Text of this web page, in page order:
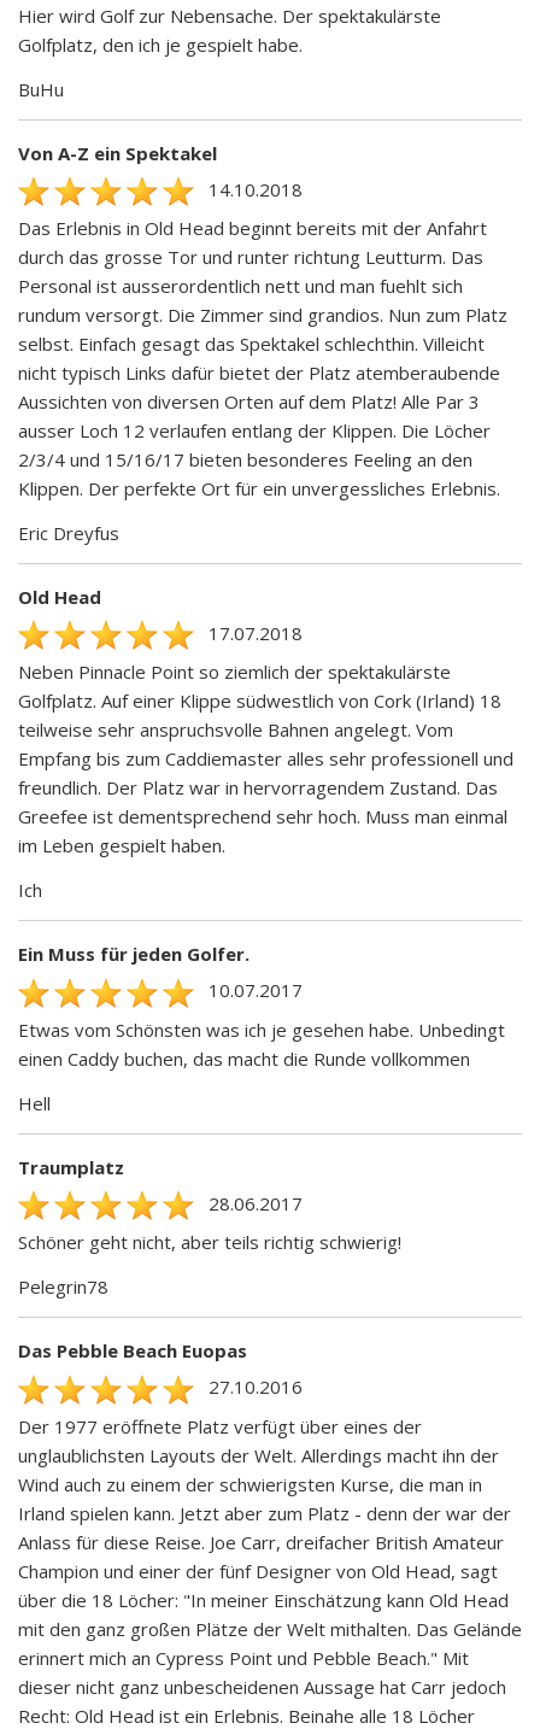
Hier wird Golf zur Nebensache. Der spektakulärste
Golfplatz, den ich je gespielt habe.
BuHu
Von A-Z ein Spektakel
14.10.2018
Das Erlebnis in Old Head beginnt bereits mit der Anfahrt
durch das grosse Tor und runter richtung Leutturm. Das
Personal ist ausserordentlich nett und man fuehlt sich
rundum versorgt. Die Zimmer sind grandios. Nun zum Platz
selbst. Einfach gesagt das Spektakel schlechthin. Villeicht
nicht typisch Links dafür bietet der Platz atemberaubende
Aussichten von diversen Orten auf dem Platz! Alle Par 3
ausser Loch 12 verlaufen entlang der Klippen. Die Löcher
2/3/4 und 15/16/17 bieten besonderes Feeling an den
Klippen. Der perfekte Ort für ein unvergessliches Erlebnis.
Eric Dreyfus
Old Head
17.07.2018
Neben Pinnacle Point so ziemlich der spektakulärste
Golfplatz. Auf einer Klippe südwestlich von Cork (Irland) 18
teilweise sehr anspruchsvolle Bahnen angelegt. Vom
Empfang bis zum Caddiemaster alles sehr professionell und
freundlich. Der Platz war in hervorragendem Zustand. Das
Greefee ist dementsprechend sehr hoch. Muss man einmal
im Leben gespielt haben.
Ich
Ein Muss für jeden Golfer.
10.07.2017
Etwas vom Schönsten was ich je gesehen habe. Unbedingt
einen Caddy buchen, das macht die Runde vollkommen
Hell
Traumplatz
28.06.2017
Schöner geht nicht, aber teils richtig schwierig!
Pelegrin78
Das Pebble Beach Euopas
27.10.2016
Der 1977 eröffnete Platz verfügt über eines der
unglaublichsten Layouts der Welt. Allerdings macht ihn der
Wind auch zu einem der schwierigsten Kurse, die man in
Irland spielen kann. Jetzt aber zum Platz - denn der war der
Anlass für diese Reise. Joe Carr, dreifacher British Amateur
Champion und einer der fünf Designer von Old Head, sagt
über die 18 Löcher: "In meiner Einschätzung kann Old Head
mit den ganz großen Plätze der Welt mithalten. Das Gelände
erinnert mich an Cypress Point und Pebble Beach." Mit
dieser nicht ganz unbescheidenen Aussage hat Carr jedoch
Recht: Old Head ist ein Erlebnis. Beinahe alle 18 Löcher